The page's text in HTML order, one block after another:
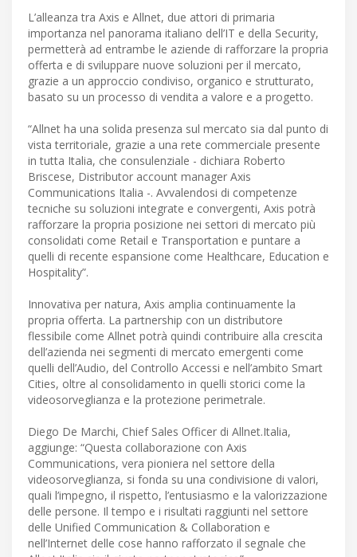
L’alleanza tra Axis e Allnet, due attori di primaria
importanza nel panorama italiano dell’IT e della Security,
permetterà ad entrambe le aziende di rafforzare la propria
offerta e di sviluppare nuove soluzioni per il mercato,
grazie a un approccio condiviso, organico e strutturato,
basato su un processo di vendita a valore e a progetto.
“Allnet ha una solida presenza sul mercato sia dal punto di
vista territoriale, grazie a una rete commerciale presente
in tutta Italia, che consulenziale - dichiara Roberto
Briscese, Distributor account manager Axis
Communications Italia -. Avvalendosi di competenze
tecniche su soluzioni integrate e convergenti, Axis potrà
rafforzare la propria posizione nei settori di mercato più
consolidati come Retail e Transportation e puntare a
quelli di recente espansione come Healthcare, Education e
Hospitality”.
Innovativa per natura, Axis amplia continuamente la
propria offerta. La partnership con un distributore
flessibile come Allnet potrà quindi contribuire alla crescita
dell’azienda nei segmenti di mercato emergenti come
quelli dell’Audio, del Controllo Accessi e nell’ambito Smart
Cities, oltre al consolidamento in quelli storici come la
videosorveglianza e la protezione perimetrale.
Diego De Marchi, Chief Sales Officer di Allnet.Italia,
aggiunge: “Questa collaborazione con Axis
Communications, vera pioniera nel settore della
videosorveglianza, si fonda su una condivisione di valori,
quali l’impegno, il rispetto, l’entusiasmo e la valorizzazione
delle persone. Il tempo e i risultati raggiunti nel settore
delle Unified Communication & Collaboration e
nell’Internet delle cose hanno rafforzato il segnale che